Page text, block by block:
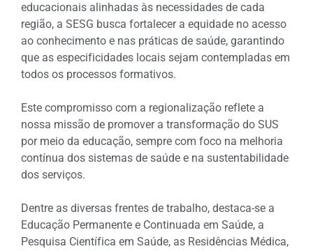
educacionais alinhadas às necessidades de cada
região, a SESG busca fortalecer a equidade no acesso
ao conhecimento e nas práticas de saúde, garantindo
que as especificidades locais sejam contempladas em
todos os processos formativos.
Este compromisso com a regionalização reflete a
nossa missão de promover a transformação do SUS
por meio da educação, sempre com foco na melhoria
contínua dos sistemas de saúde e na sustentabilidade
dos serviços.
Dentre as diversas frentes de trabalho, destaca-se a
Educação Permanente e Continuada em Saúde, a
Pesquisa Científica em Saúde, as Residências Médica,